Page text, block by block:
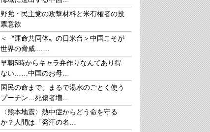
野党・民主党の攻撃材料と米有権者の投
票意欲
＜〝運命共同体〟の日米台＞中国こそが
世界の脅威....…
早朝5時からキャラ弁作りなんてあり得
ない……中国のお母…
国民の命まで、まるで湯水のごとく使う
プーチン…死傷者増…
〈熊本地震〉熱中症からどう命を守る
か？人間は「発汗の名…